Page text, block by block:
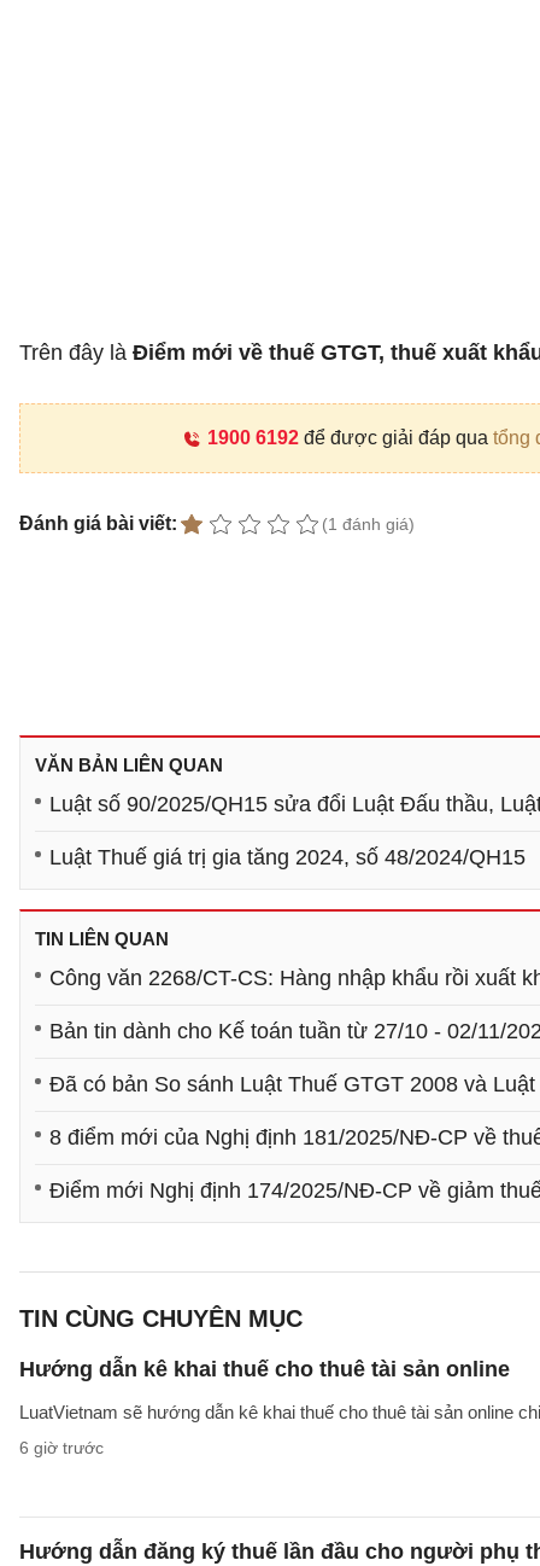
Trên đây là Điểm mới về thuế GTGT, thuế xuất
1900 6192để được giải đáp qua tổng
Đánh giá bài viết: (1 đánh giá)
VĂN BẢN LIÊN QUAN
Luật số 90/2025/QH15 sửa đổi Luật Đấu thầu,
Luật Thuế giá trị gia tăng 2024, số 48/2024/QH15
TIN LIÊN QUAN
Công văn 2268/CT-CS: Hàng nhập khẩu rồi xuất
Bản tin dành cho Kế toán tuần từ 27/10 - 02/11/
Đã có bản So sánh Luật Thuế GTGT 2008 và
8 điểm mới của Nghị định 181/2025/NĐ-CP về
Điểm mới Nghị định 174/2025/NĐ-CP về giảm
TIN CÙNG CHUYÊN MỤC
Hướng dẫn kê khai thuế cho thuê tài sản online
LuatVietnam sẽ hướng dẫn kê khai thuế cho thuê tài sản online
6 giờ trước
Hướng dẫn đăng ký thuế lần đầu cho người phụ